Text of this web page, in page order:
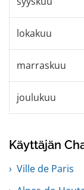
lokakuu
marraskuu
joulukuu
Käyttäjän
Ville de Paris